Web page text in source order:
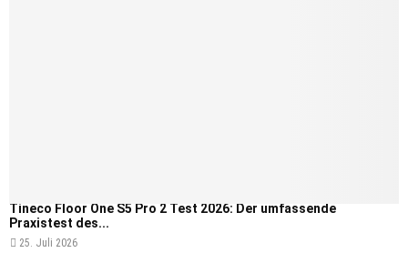
Tineco Floor One S5 Pro 2 Test 2026: Der umfassende
Praxistest des...
25. Juli 2026